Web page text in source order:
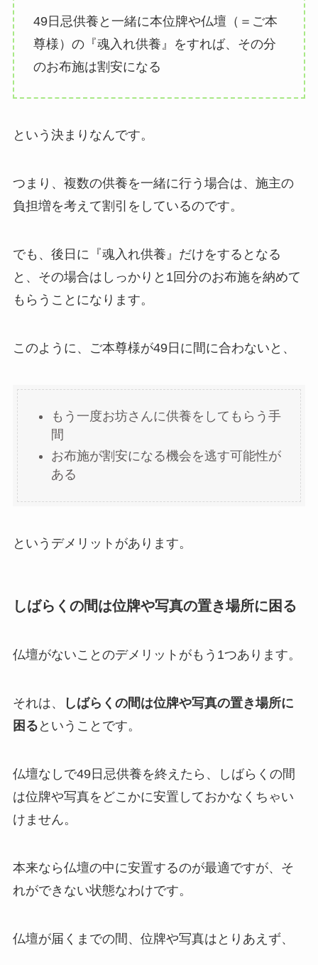
49日忌供養と一緒に本位牌や仏壇（＝ご本
尊様）の『魂入れ供養』をすれば、その分
のお布施は割安になる
という決まりなんです。
つまり、複数の供養を一緒に行う場合は、施主の
負担増を考えて割引をしているのです。
でも、後日に『魂入れ供養』だけをするとなる
と、その場合はしっかりと1回分のお布施を納めて
もらうことになります。
このように、ご本尊様が49日に間に合わないと、
もう一度お坊さんに供養をしてもらう手
間
お布施が割安になる機会を逃す可能性が
ある
というデメリットがあります。
しばらくの間は位牌や写真の置き場所に困る
仏壇がないことのデメリットがもう1つあります。
それは、
しばらくの間は位牌や写真の置き場所に
困る ということです。
仏壇なしで49日忌供養を終えたら、しばらくの間
は位牌や写真をどこかに安置しておかなくちゃい
けません。
本来なら仏壇の中に安置するのが最適ですが、そ
れができない状態なわけです。
仏壇が届くまでの間、位牌や写真はとりあえず、